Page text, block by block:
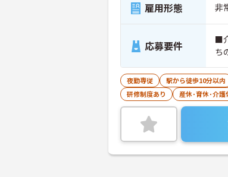
雇用形態 非
応募要件
■
ち
夜勤専従 駅から徒歩10分以内
研修制度あり
産休･育休･介護